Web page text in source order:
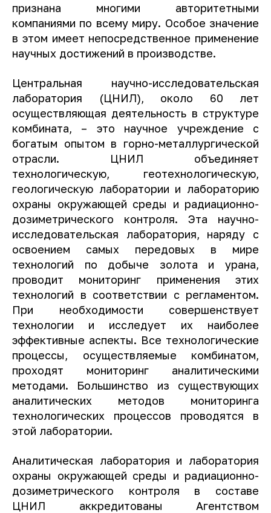
признана многими авторитетными
компаниями по всему миру. Особое значение
в этом имеет непосредственное применение
научных достижений в производстве.
Центральная научно-исследовательская
лаборатория (ЦНИЛ), около 60 лет
осуществляющая деятельность в структуре
комбината, – это научное учреждение с
богатым опытом в горно-металлургической
отрасли. ЦНИЛ объединяет
технологическую, геотехнологическую,
геологическую лаборатории и лабораторию
охраны окружающей среды и радиационно-
дозиметрического контроля. Эта научно-
исследовательская лаборатория, наряду с
освоением самых передовых в мире
технологий по добыче золота и урана,
проводит мониторинг применения этих
технологий в соответствии с регламентом.
При необходимости совершенствует
технологии и исследует их наиболее
эффективные аспекты. Все технологические
процессы, осуществляемые комбинатом,
проходят мониторинг аналитическими
методами. Большинство из существующих
аналитических методов мониторинга
технологических процессов проводятся в
этой лаборатории.
Аналитическая лаборатория и лаборатория
охраны окружающей среды и радиационно-
дозиметрического контроля в составе
ЦНИЛ аккредитованы Агентством